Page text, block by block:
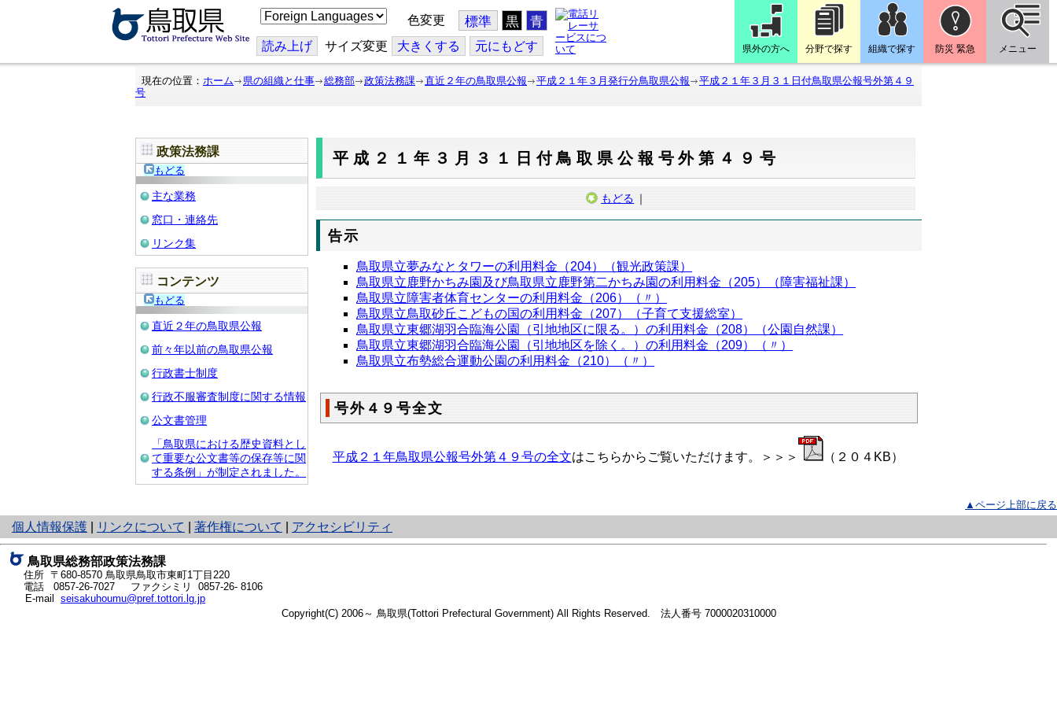
こ
の
ジ
を
翻
色変更 標準 黒 青
読み上げ サイズ変更 大きくする 元にもどす 県外の方へ 分野で探す 組織で探す 防災 緊急 メニュー
現在の位置： ホーム 県の組織と仕事 総務部 政策法務課 直近２年の鳥取県公報 平成２１年３月発行分鳥取県公報
平成２１年３月３１日付鳥取県公報号外第４９
号
政策法務課
もどる
主な業務
窓口・連絡先
リンク集
コンテンツ
もどる
直近２年の鳥取県公報
前々年以前の鳥取県公報
行政書士制度
行政不服審査制度に関する情報
公文書管理
「鳥取県における歴史資料とし
て重要な公文書等の保存等に関
する条例」が制定されました。
平成２１年３月３１日付鳥取県公報号外第４９号
もどる ｜
告示
鳥取県立夢みなとタワーの利用料金（204）（観光政策課）
鳥取県立鹿野かちみ園及び鳥取県立鹿野第二かちみ園の利用料金（205）（障害福祉課）
鳥取県立障害者体育センターの利用料金（206）（〃）
鳥取県立鳥取砂丘こどもの国の利用料金（207）（子育て支援総室）
鳥取県立東郷湖羽合臨海公園（引地地区に限る。）の利用料金（208）（公園自然課）
鳥取県立東郷湖羽合臨海公園（引地地区を除く。）の利用料金（209）（〃）
鳥取県立布勢総合運動公園の利用料金（210）（〃）
号外４９号全文
平成２１年鳥取県公報号外第４９号の全文はこちらからご覧いただけます。＞＞＞ （２０４KB）
▲ページ上部に戻る
個人情報保護
と
り
ネ
ッ
ト
へ
リンクについて 著作権について アクセシビリティ
鳥取県総務部政策法務課
住所 〒680-8570 鳥取県鳥取市東町1丁目220
電話 0857-26-7027
ファクシミリ 0857-26- 8106
E-mail seisakuhoumu@pref.tottori.lg.jp
Copyright(C) 2006～ 鳥取県(Tottori Prefectural Government) All Rights Reserved. 法人番号 7000020310000